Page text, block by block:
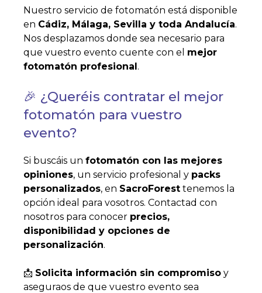
Nuestro servicio de fotomatón está disponible
en Cádiz, Málaga, Sevilla y toda Andalucía.
Nos desplazamos donde sea necesario para
que vuestro evento cuente con el mejor
fotomatón profesional.
🎉 ¿Queréis contratar el mejor
fotomatón para vuestro
evento?
Si buscáis un fotomatón con las mejores
opiniones, un servicio profesional y packs
personalizados, en SacroForest tenemos la
opción ideal para vosotros. Contactad con
nosotros para conocer precios,
disponibilidad y opciones de
personalización.
📩 Solicita información sin compromiso y
aseguraos de que vuestro evento sea